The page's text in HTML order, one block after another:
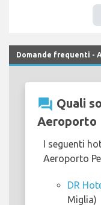
Domande frequenti -
question_answer Quali
Aeroporto
I seguenti
Aeroporto
DR
Miglia)